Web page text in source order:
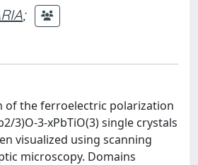
;
of the ferroelectric polarization
3)O-3-xPbTiO(3) single crystals
visualized using scanning
microscopy. Domains